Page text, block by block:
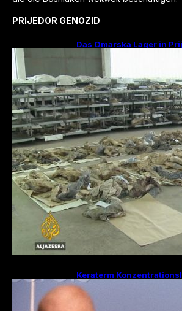
PRIJEDOR GENOZID
Das Omarska Lager in
Todesfabrik ohne Krieg
Keraterm
Kapitel des
Kriegsverbrechen